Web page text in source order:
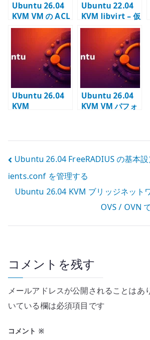
Ubuntu 26.04
KVM VM の ACL
設定 – OVN
logical port 単
位で通信を制御
する
Ubuntu 22.04
KVM libvirt – 仮
想ネットワーク
と管理基盤を確
Ubuntu 26.04
KVM
モリを起動時に
Ubuntu 26.04
KVM VM パフォ
HugePages /
投
稿
ナ
ビ
ー
シ
ョ
ン
Ubuntu 26.04 FreeRADIUS の基本設
ients.conf を管理する
Ubuntu 26.04 KVM ブリッジネット
OVS / OVN
コメントを残す
メールアドレスが公開されることはあ
いている欄は必須項目です
コメント ※